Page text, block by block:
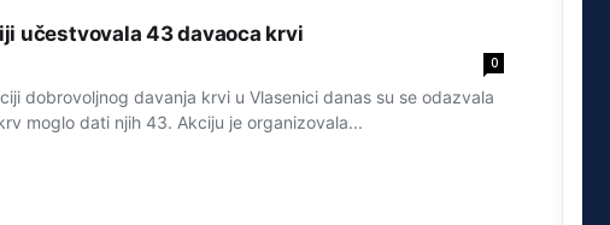
učestvovala 43 davaoca krvi
0
dobrovoljnog davanja krvi u Vlasenici danas su se odazvala
moglo dati njih 43. Akciju je organizovala...